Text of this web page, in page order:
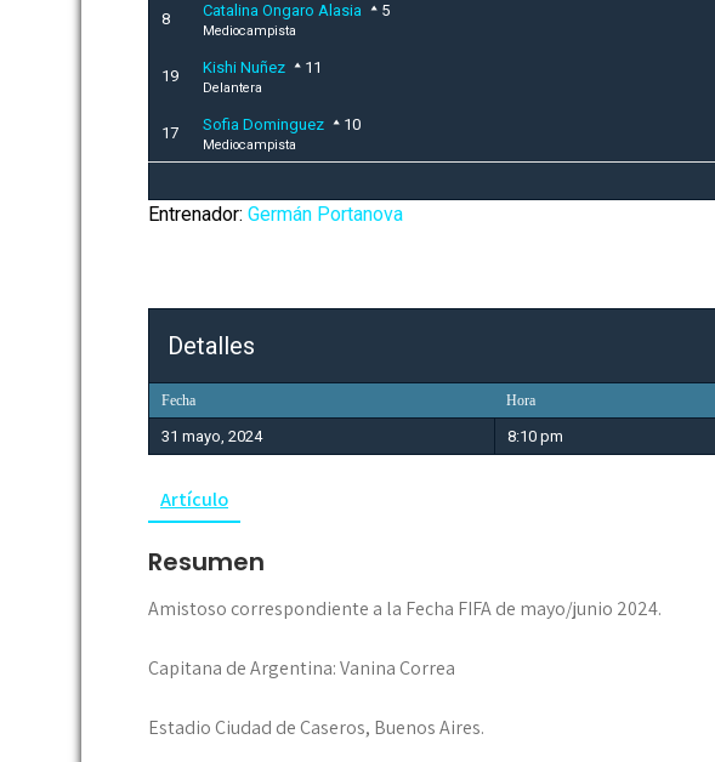
8 Catalina Ongaro Alasia 5
Mediocampista
19 Kishi Nuñez 11
Delantera
17 Sofia Dominguez 10
Mediocampista
Entrenador: Germán Portanova
Detalles
Fecha Hora
31 mayo, 2024 8:10 pm
Artículo
Resumen
Amistoso correspondiente a la Fecha FIFA de mayo/junio 2024.
Capitana de Argentina: Vanina Correa
Estadio Ciudad de Caseros, Buenos Aires.